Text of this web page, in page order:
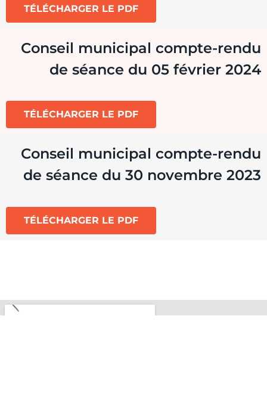
TÉLÉCHARGER LE PDF
Conseil municipal compte-rendu
de séance du 05 février 2024
TÉLÉCHARGER LE PDF
Conseil municipal compte-rendu
de séance du 30 novembre 2023
TÉLÉCHARGER LE PDF